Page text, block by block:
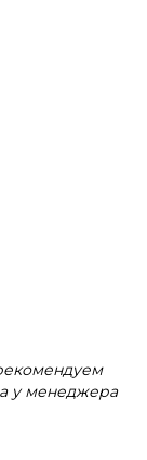
у менеджера